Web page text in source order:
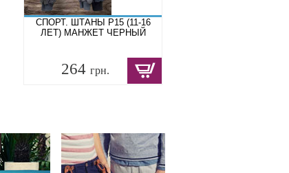
СПОРТ. ШТАНЫ P15 (11-16
ЛЕТ) МАНЖЕТ ЧЕРНЫЙ
264 грн.